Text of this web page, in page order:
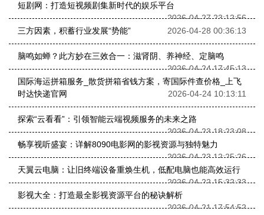
短剧网：打造短视频剧集新时代的娱乐平台
2026-04-27 23:12:56
三方因素，积蓄行业发展“势能”
2026-04-28 00:36:13
脑鸣如蝉？此方妙在三效合一：滋肾阴、养神经、定脑鸣
2026-04-24 17:45:13
国际海运拼箱服务_散货拼箱省钱方案，寄国际件查价格_上飞
时达快递官网
2026-04-24 10:13:11
探索“云看看”：引领智能云端视频服务的未来之路
2026-04-23 18:23:08
畅享视听盛宴：详解8090电影网的影视资源与独特魅力
2026-04-23 12:25:26
天翼云电脑：让旧终端设备重焕生机，低配电脑也能高效运行
2026-04-22 15:32:33
影视大全：打造最全影视资源平台的秘诀解析
2026-04-21 17:54:52